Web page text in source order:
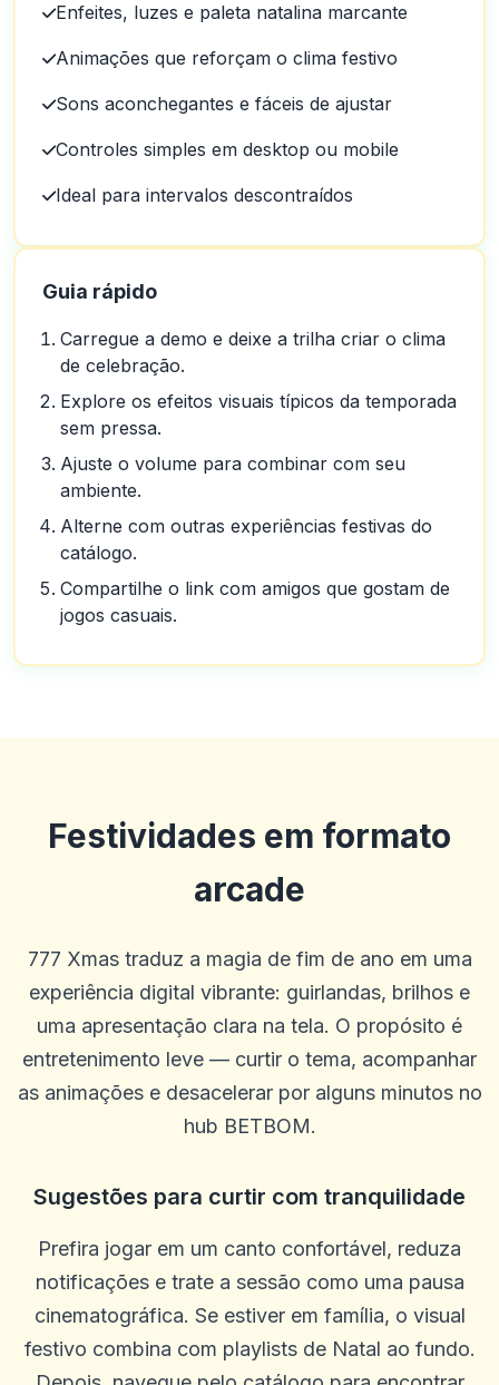
Enfeites, luzes e paleta natalina marcante
Animações que reforçam o clima festivo
Sons aconchegantes e fáceis de ajustar
Controles simples em desktop ou mobile
Ideal para intervalos descontraídos
Guia rápido
Carregue a demo e deixe a trilha criar o clima
de celebração.
Explore os efeitos visuais típicos da temporada
sem pressa.
Ajuste o volume para combinar com seu
ambiente.
Alterne com outras experiências festivas do
catálogo.
Compartilhe o link com amigos que gostam de
jogos casuais.
Festividades em formato
arcade
777 Xmas traduz a magia de fim de ano em uma
experiência digital vibrante: guirlandas, brilhos e
uma apresentação clara na tela. O propósito é
entretenimento leve — curtir o tema, acompanhar
as animações e desacelerar por alguns minutos no
hub BETBOM.
Sugestões para curtir com tranquilidade
Prefira jogar em um canto confortável, reduza
notificações e trate a sessão como uma pausa
cinematográfica. Se estiver em família, o visual
festivo combina com playlists de Natal ao fundo.
0 0
L
Lee Guerrero
2025-10-15 07:14:12
SEM problemas para retirar. Os agentes estão sempre dispostos a
ajudar e me orientar em qualquer problema que tive. Melhor site
até agora. Feliz com tudo
0 0